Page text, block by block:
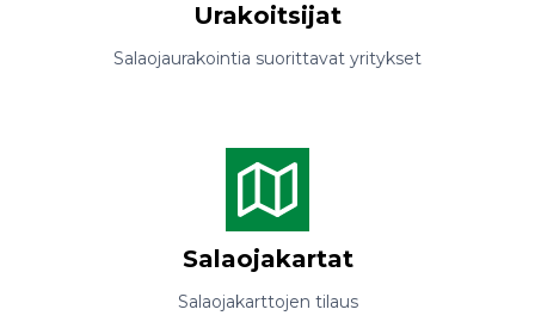
Urakoitsijat
Salaojaurakointia suorittavat yritykset
Salaojakartat
Salaojakarttojen tilaus